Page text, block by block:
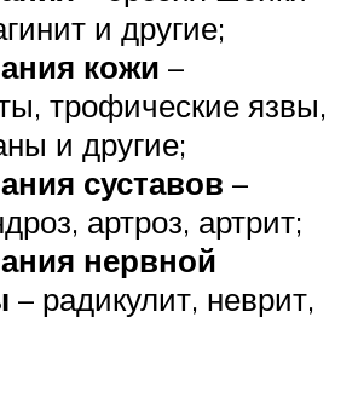
и другие;
кожи –
трофические язвы,
и другие;
суставов –
артроз, артрит;
нервной
– радикулит, неврит,